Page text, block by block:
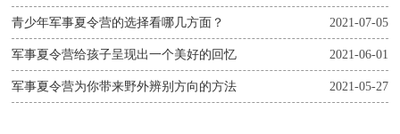
2021-07-05
青少年军事夏令营的选择看哪几方面？
2021-06-01
军事夏令营给孩子呈现出一个美好的回忆
2021-05-27
军事夏令营为你带来野外辨别方向的方法